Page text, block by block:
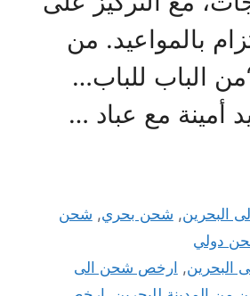
بالمواعيد. من
الباب للباب…
أمينة مع عباد …
البحرين, شحن بحري, شحن
دولي
البحرين, ارخص شحن الى